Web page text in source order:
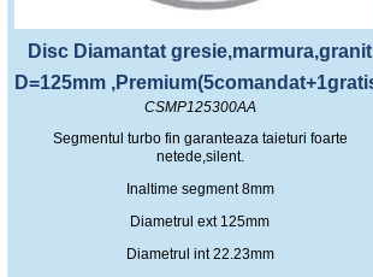
Disc Diamantat gresie,marmura,granit
D=125mm
CSMP125300AA
Segmentul turbo fin garanteaza taieturi foarte
netede,silent.
Inaltime segment 8mm
Diametrul ext 125mm
Diametrul int 22.23mm